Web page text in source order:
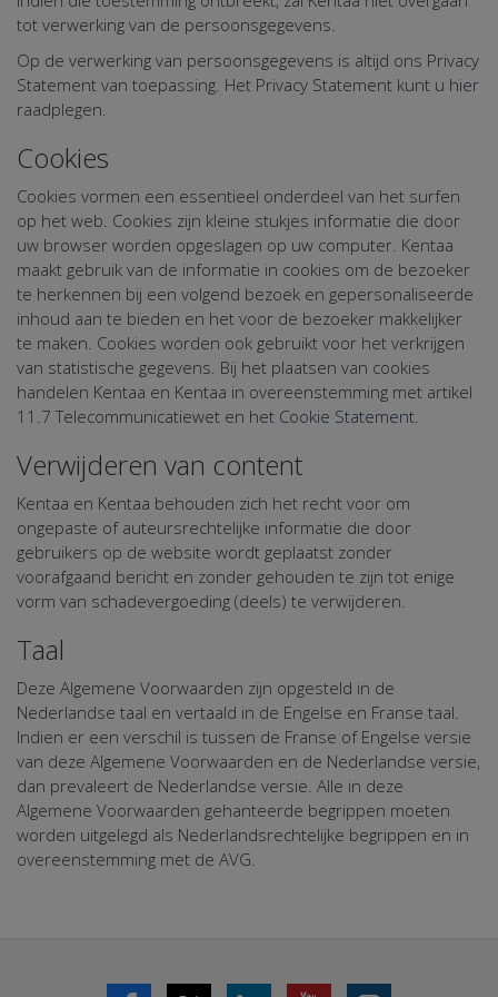
tot verwerking van de persoonsgegevens.
Op de verwerking van persoonsgegevens is altijd ons Privacy
Statement van toepassing. Het Privacy Statement kunt u hier
raadplegen.
Cookies
Cookies vormen een essentieel onderdeel van het surfen
op het web. Cookies zijn kleine stukjes informatie die door
uw browser worden opgeslagen op uw computer. Kentaa
maakt gebruik van de informatie in cookies om de bezoeker
te herkennen bij een volgend bezoek en gepersonaliseerde
inhoud aan te bieden en het voor de bezoeker makkelijker
te maken. Cookies worden ook gebruikt voor het verkrijgen
van statistische gegevens. Bij het plaatsen van cookies
handelen Kentaa en Kentaa in overeenstemming met artikel
11.7 Telecommunicatiewet en het Cookie Statement
Verwijderen van content
Kentaa en Kentaa behouden zich het recht voor om
ongepaste of auteursrechtelijke informatie die door
gebruikers op de website wordt geplaatst zonder
voorafgaand bericht en zonder gehouden te zijn tot enige
vorm van schadevergoeding (deels) te verwijderen.
Taal
Deze Algemene Voorwaarden zijn opgesteld in de
Nederlandse taal en vertaald in de Engelse en Franse taal.
Indien er een verschil is tussen de Franse of Engelse versie
van deze Algemene Voorwaarden en de Nederlandse versie,
dan prevaleert de Nederlandse versie. Alle in deze
Algemene Voorwaarden gehanteerde begrippen moeten
worden uitgelegd als Nederlandsrechtelijke begrippen en in
overeenstemming met de AVG.